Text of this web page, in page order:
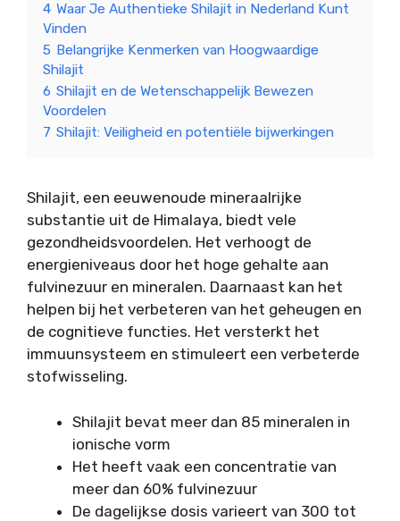
4 Waar Je Authentieke Shilajit in Nederland Kunt
Vinden
5 Belangrijke Kenmerken van Hoogwaardige
Shilajit
6 Shilajit en de Wetenschappelijk Bewezen
Voordelen
7 Shilajit: Veiligheid en potentiële bijwerkingen
Shilajit, een eeuwenoude mineraalrijke
substantie uit de Himalaya, biedt vele
gezondheidsvoordelen. Het verhoogt de
energieniveaus door het hoge gehalte aan
fulvinezuur en mineralen. Daarnaast kan het
helpen bij het verbeteren van het geheugen en
de cognitieve functies. Het versterkt het
immuunsysteem en stimuleert een verbeterde
stofwisseling.
Shilajit bevat meer dan 85 mineralen in
ionische vorm
Het heeft vaak een concentratie van
meer dan 60% fulvinezuur
De dagelijkse dosis varieert van 300 tot